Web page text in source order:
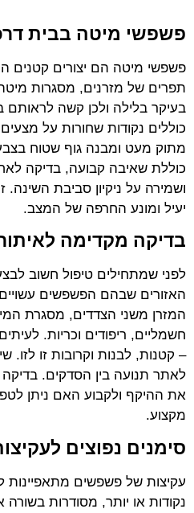
פשפשי מיטה בבית
פשפשי מיטה הם יצורים קטנים
תפרים של מזרנים, מסגרות מיטה
בעיקר בלילה ולכן קשה לראותם
כוללים נקודות שחורות על
מתוק מעט ומבנה גוף שטוח
כוללת שאיבה קבועה, בדיקה
ושמירה על ניקיון סביבת השינה.
יעיל ומונע החרפה של המצב.
בדיקה מקדימה
לפני שמתחילים טיפול חשוב
האזורים שבהם הפשפשים
המזרן משני הצדדים, מסגרת
חשמליים, ריפודים וכריות.
– קטנות, לבנות וקרובות זו לזו.
לאתר תנועה בין הסדקים.
את ההיקף ולקבוע האם ניתן
מקצוע.
סימנים נפוצים
עקיצות של פשפשים מתאפיינות
נקודות או יותר, מסודרות